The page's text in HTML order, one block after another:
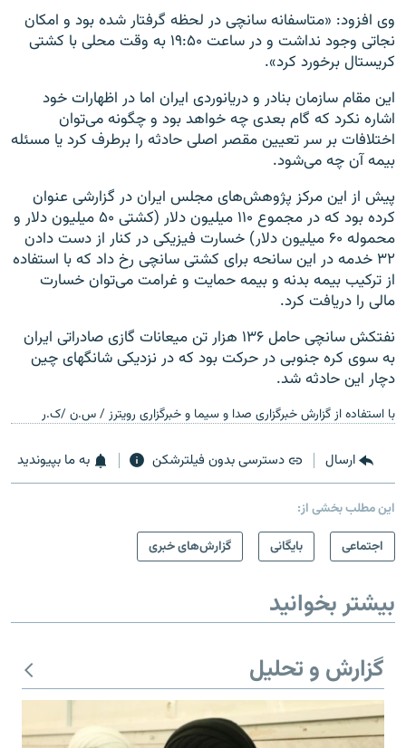
وی افزود: «متاسفانه سانچی در لحظه گرفتار شده بود و امکان
نجاتی وجود نداشت و در ساعت ۱۹:۵۰ به وقت محلی با کشتی
کریستال برخورد کرد».
این مقام سازمان بنادر و دریانوردی ایران اما در اظهارات خود
اشاره نکرد که گام بعدی چه خواهد بود و چگونه می‌توان
اختلافات بر سر تعیین مقصر اصلی حادثه را برطرف کرد یا مسئله
بیمه آن چه می‌شود.
پیش از این مرکز پژوهش‌های مجلس ایران در گزارشی عنوان
کرده بود که در مجموع ۱۱۰ میلیون دلار (کشتی ۵۰ میلیون دلار و
محموله ۶۰ میلیون دلار) خسارت فیزیکی در کنار از دست دادن
۳۲ خدمه در این سانحه برای کشتی سانچی رخ داد که با استفاده
از ترکیب بیمه بدنه و بیمه حمایت و غرامت می‌توان خسارت
مالی را دریافت کرد.
نفتکش سانچی حامل ۱۳۶ هزار تن میعانات گازی صادراتی ایران
به سوی کره جنوبی در حرکت بود که در نزدیکی شانگهای چین
دچار این حادثه شد.
با استفاده از گزارش خبرگزاری صدا و سیما و خبرگزاری رویترز / س.ن /ک.ر
ارسال دسترسی بدون فیلترشکن به ما بپیوندید
این مطلب بخشی از:
اجتماعی
بایگانی گزارش‌های خبری
بیشتر بخوانید
گزارش و تحلیل